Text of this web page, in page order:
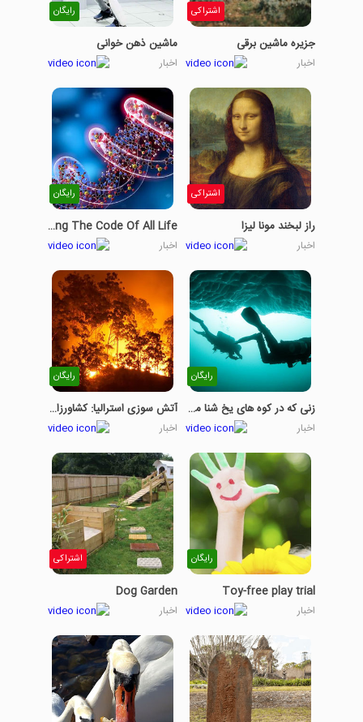
اشتراکی
جزیره ماشین برقی
اخبار
رایگان
ماشین ذهن خوانی
اخبار
اشتراکی
راز لبخند مونا لیزا
اخبار
رایگان
Discovering The Code Of All Life
اخبار
رایگان
زنی که در کوه های یخ شنا می کند
اخبار
رایگان
آتش سوزی استرالیا: کشاورزان با ضرر مواجه هستند
اخبار
رایگان
Toy-free play trial
اخبار
اشتراکی
Dog Garden
اخبار